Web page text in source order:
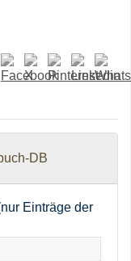
DB
Einträge der